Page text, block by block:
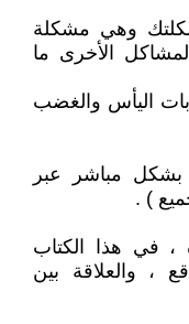
وهي مشكلة
الأخرى ما
اليأس والغضب
بشكل مباشر عبر
) .
، في هذا الكتاب
، والعلاقة بين